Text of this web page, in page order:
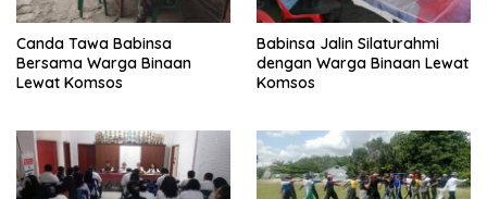
Canda Tawa Babinsa
Bersama Warga Binaan
Lewat Komsos
Babinsa Jalin Silaturahmi
dengan Warga Binaan Lewat
Komsos